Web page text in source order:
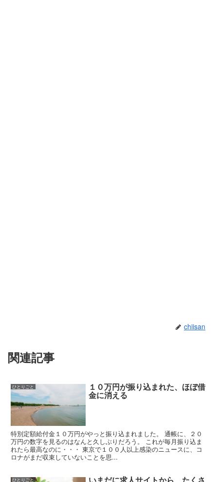
chiisan
関連記事
ひとりごと １０万円が振り込まれた、ほぼ借
金に消える
特別定額給付金１０万円がやっと振り込まれました。 通帳に、２０
万円の数字を見るのはなんと久しぶりだろう。 これが毎月振り込ま
れたら最高なのに・・・ 東京で１００人以上感染のニュースに、コ
ロナがまだ収束していないことを思...
ひとりごと